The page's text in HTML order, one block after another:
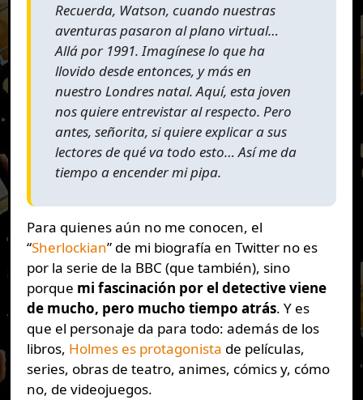
Recuerda, Watson, cuando nuestras
aventuras pasaron al plano virtual…
Allá por 1991. Imagínese lo que ha
llovido desde entonces, y más en
nuestro Londres natal. Aquí, esta joven
nos quiere entrevistar al respecto. Pero
antes, señorita, si quiere explicar a sus
lectores de qué va todo esto… Así me da
tiempo a encender mi pipa.
Para quienes aún no me conocen, el
“Sherlockian” de mi biografía en Twitter no es
por la serie de la BBC (que también), sino
porque mi fascinación por el detective viene
de mucho, pero mucho tiempo atrás. Y es
que el personaje da para todo: además de los
libros, Holmes es protagonista de películas,
series, obras de teatro, animes, cómics y, cómo
no, de videojuegos.